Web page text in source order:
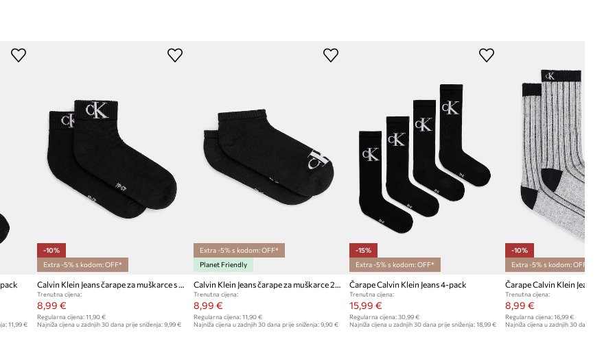
Proizvođač
11,99 €
-10%
Extra -5% s kodom: OFF*
Trenutna cijena:
8,99 €
Regularna cijena: 11,90 €
Najniža cijena u zadnjih 30 dana prije sniženja: 9,99 €
Extra -5% s kodom: OFF*
Planet Friendly
Trenutna cijena:
8,99 €
Regularna cijena: 11,90 €
Najniža cijena u zadnjih 30 dana prije sniženja: 9,90 €
-15%
Extra -5% s kodom: OFF*
Čarape Calvin Klein Jeans 4-pack
Trenutna cijena:
15,99 €
Regularna cijena:30,99 €
Najniža cijena u zadnjih 30 dana prije sniženja:18,99 €
-10%
Extra -5% s kodom: OFF*
Čarape Calvin Klein Jeans
Trenutna cijena:
8,99 €
Regularna cijena: 16,99 €
Najniža cijena u zadnjih 30 dana prije